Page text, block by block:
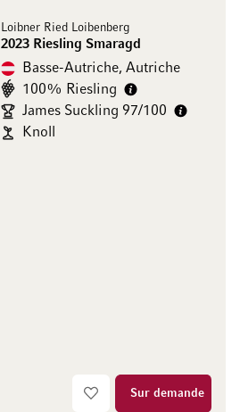
Loibner Ried Loibenberg
2023 Riesling Smaragd
Basse-Autriche, Autriche
100% Riesling
James Suckling 97/100
Knoll
Sur demande